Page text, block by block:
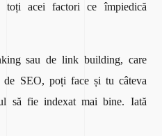
acei factori ce împiedică
sau de link building, care
de SEO, poți face și tu câteva
să fie indexat mai bine. Iată